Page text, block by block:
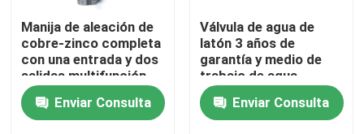
Sobre nosotros
Viaje de la fábrica
Control de calidad
Manija de aleación de
cobre-zinco completa
con una entrada y dos
salidas multifunción
válvula de ángulo de
tres vías grifo de la
lavadora
Enviar Consulta
Válvula de agua de
latón 3 años de
garantía y medio de
trabajo de agua
Enviar Consulta